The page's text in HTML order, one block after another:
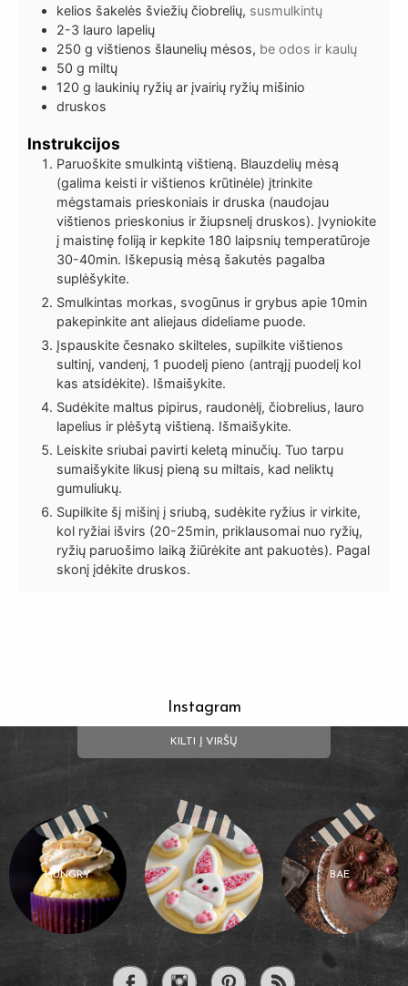
kelios šakelės šviežių čiobrelių, susmulkintų
2-3 lauro lapelių
250 g vištienos šlaunelių mėsos, be odos ir kaulų
50 g miltų
120 g laukinių ryžių ar įvairių ryžių mišinio
druskos
Instrukcijos
Paruoškite smulkintą vištieną. Blauzdelių mėsą
(galima keisti ir vištienos krūtinėle) įtrinkite
mėgstamais prieskoniais ir druska (naudojau
vištienos prieskonius ir žiupsnelį druskos). Įvyniokite
į maistinę foliją ir kepkite 180 laipsnių temperatūroje
30-40min. Iškepusią mėsą šakutės pagalba
suplėšykite.
Smulkintas morkas, svogūnus ir grybus apie 10min
pakepinkite ant aliejaus dideliame puode.
Įspauskite česnako skilteles, supilkite vištienos
sultinį, vandenį, 1 puodelį pieno (antrąjį puodelį kol
kas atsidėkite). Išmaišykite.
Sudėkite maltus pipirus, raudonėlį, čiobrelius, lauro
lapelius ir plėšytą vištieną. Išmaišykite.
Leiskite sriubai pavirti keletą minučių. Tuo tarpu
sumaišykite likusį pieną su miltais, kad neliktų
gumuliukų.
Supilkite šį mišinį į sriubą, sudėkite ryžius ir virkite,
kol ryžiai išvirs (20-25min, priklausomai nuo ryžių,
ryžių paruošimo laiką žiūrėkite ant pakuotės). Pagal
skonį įdėkite druskos.
Instagram
KILTI Į VIRŠŲ
HUNGRY BAE